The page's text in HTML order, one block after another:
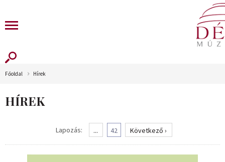
Főoldal Hírek
HÍREK
Lapozás: ... 42 Következő ›